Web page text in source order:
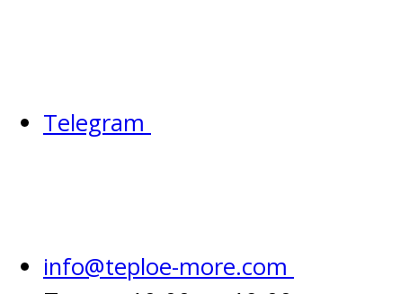
Telegram
info@teploe-more.com